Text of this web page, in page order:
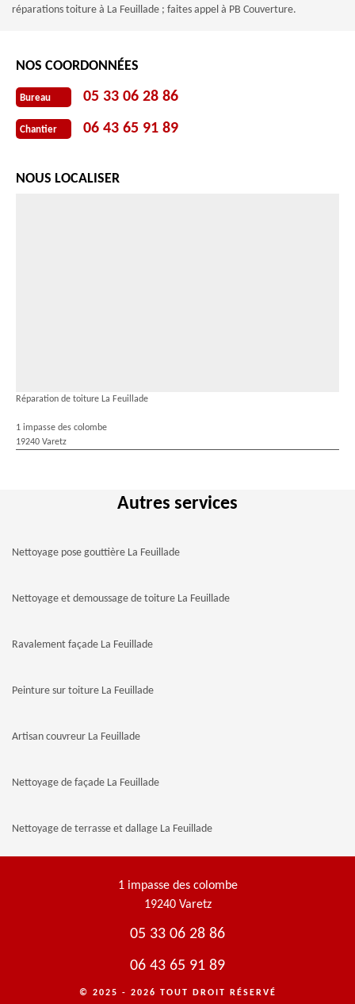
réparations toiture à La Feuillade ; faites appel à PB Couverture.
NOS COORDONNÉES
Bureau 05 33 06 28 86
Chantier 06 43 65 91 89
NOUS LOCALISER
Réparation de toiture La Feuillade
1 impasse des colombe
19240 Varetz
Autres services
Nettoyage pose gouttière La Feuillade
Nettoyage et demoussage de toiture La Feuillade
Ravalement façade La Feuillade
Peinture sur toiture La Feuillade
Artisan couvreur La Feuillade
Nettoyage de façade La Feuillade
Nettoyage de terrasse et dallage La Feuillade
1 impasse des colombe
19240 Varetz
05 33 06 28 86
06 43 65 91 89
© 2025 - 2026 TOUT DROIT RÉSERVÉ